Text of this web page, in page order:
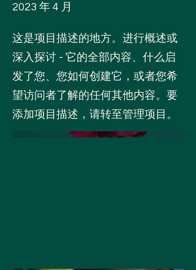
2023 年 4 月
这是项目描述的地方。进行概述或
深入探讨 - 它的全部内容、什么启
发了您、您如何创建它，或者您希
望访问者了解的任何其他内容。要
添加项目描述，请转至管理项目。